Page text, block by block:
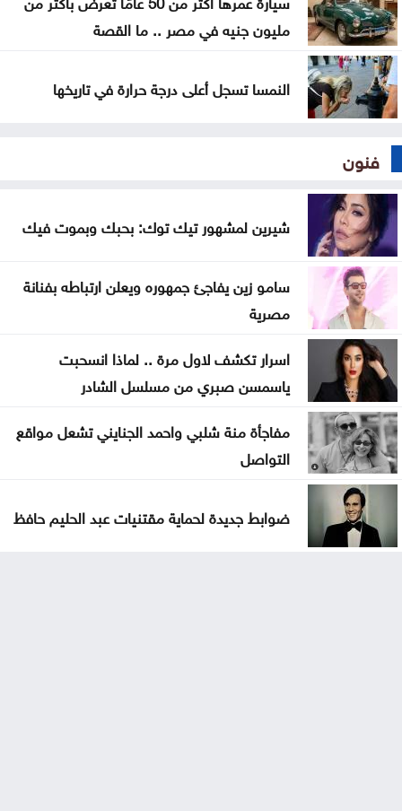
مليون جنيه في مصر .. ما القصة
النمسا تسجل أعلى درجة حرارة في تاريخها
فنون
شيرين لمشهور تيك توك: بحبك وبموت فيك
سامو زين يفاجئ جمهوره ويعلن ارتباطه بفنانة
مصرية
اسرار تكشف لاول مرة .. لماذا انسحبت
ياسمسن صبري من مسلسل الشادر
مفاجأة منة شلبي واحمد الجنايني تشعل مواقع
التواصل
ضوابط جديدة لحماية مقتنيات عبد الحليم حافظ